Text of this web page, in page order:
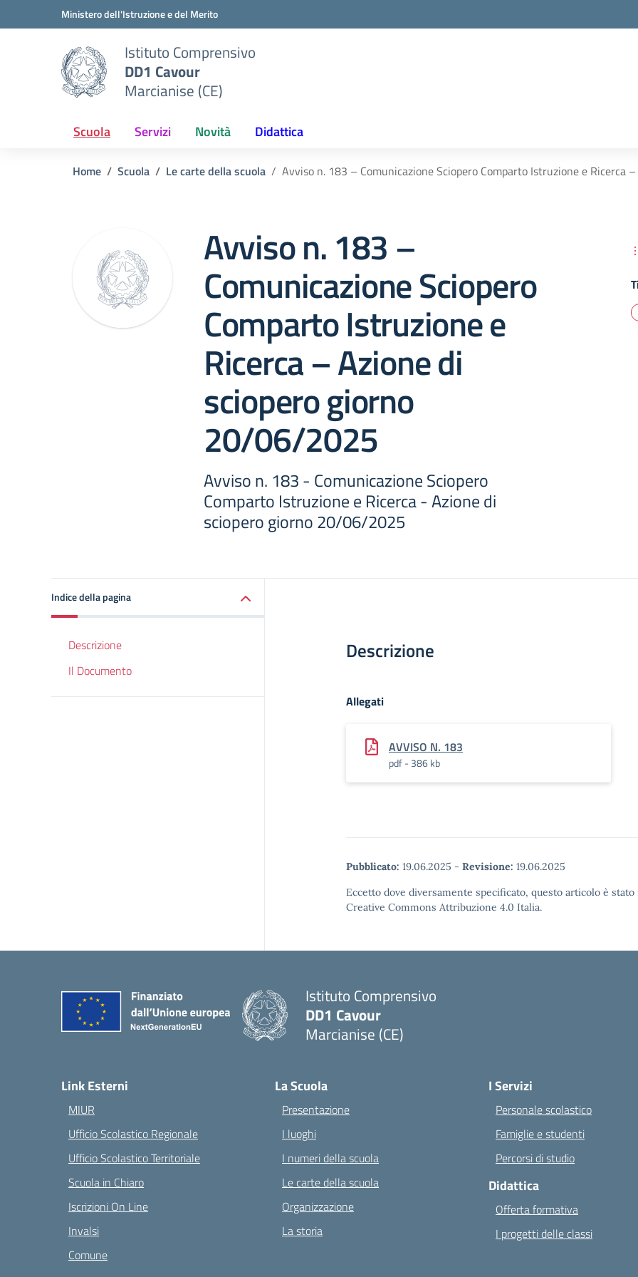
Vai ai contenuti
Vai al menu di navigazioneMinistero dell'Istruzione e del Merito
Istituto Comprensivo
DD1 Cavour
Marcianise (CE)
Scuola Servizi Novità Didattica
Home Scuola Le carte della scuola Avviso n. 183 – Comunicazione Sciopero Comparto Istruzione e
Avviso n. 183 –
Comunicazione Sciopero
Comparto Istruzione e
Ricerca – Azione di
sciopero giorno
20/06/2025
Avviso n. 183 - Comunicazione Sciopero
Comparto Istruzione e Ricerca - Azione di
sciopero giorno 20/06/2025
Indice della pagina
Descrizione
Il Documento
Descrizione
Allegati
AVVISO N. 183
pdf - 386 kb
Pubblicato: 19.06.2025 - Revisione: 19.06.2025
Eccetto dove diversamente specificato, questo articolo è
Creative Commons Attribuzione 4.0 Italia.
Istituto Comprensivo
DD1 Cavour
Marcianise (CE)
Link Esterni
MIUR
Ufficio Scolastico Regionale
Ufficio Scolastico Territoriale
Scuola in Chiaro
Iscrizioni On Line
Invalsi
Comune
La Scuola
Presentazione
I luoghi
I numeri della scuola
Le carte della scuola
Organizzazione
La storia
I Servizi
Personale scolastico
Famiglie e studenti
Percorsi di studio
Didattica
Offerta formativa
I progetti delle classi